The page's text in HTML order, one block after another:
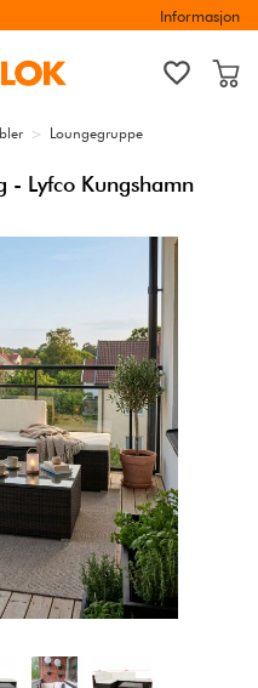
Informasjon
> Loungegruppe
- Lyfco Kungshamn